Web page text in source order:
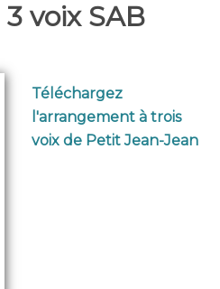
voix SAB
Téléchargez
l'arrangement à trois
voix de Petit Jean-Jean